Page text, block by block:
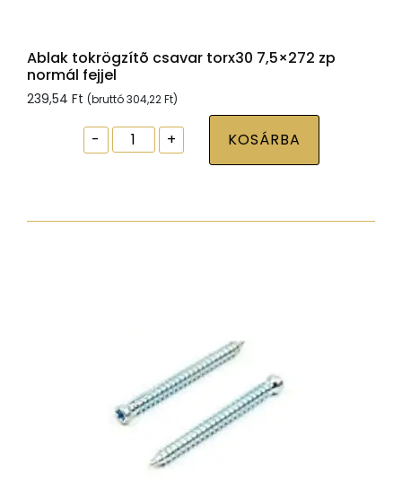
Ablak tokrögzítõ csavar torx30 7,5×272 zp
normál fejjel
239,54 Ft (bruttó304,22Ft)
-
Ablak
tokrögzítõ
7,5x272
+ KOSÁRBA